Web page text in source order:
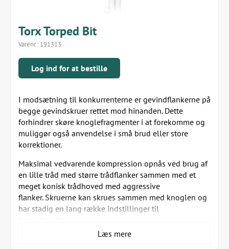
Torx Torped Bit
Varenr.: 191313
Log ind for at bestille
I modsætning til konkurrenterne er gevindflankerne på
begge gevindskruer rettet mod hinanden. Dette
forhindrer skøre knoglefragmenter i at forekomme og
muliggør også anvendelse i små brud eller store
korrektioner.
Maksimal vedvarende kompression opnås ved brug af
en lille tråd med større trådflanker sammen med et
meget konisk trådhoved med aggressive
flanker. Skruerne kan skrues sammen med knoglen og
har stadig en lang række indstillinger til
Læs mere